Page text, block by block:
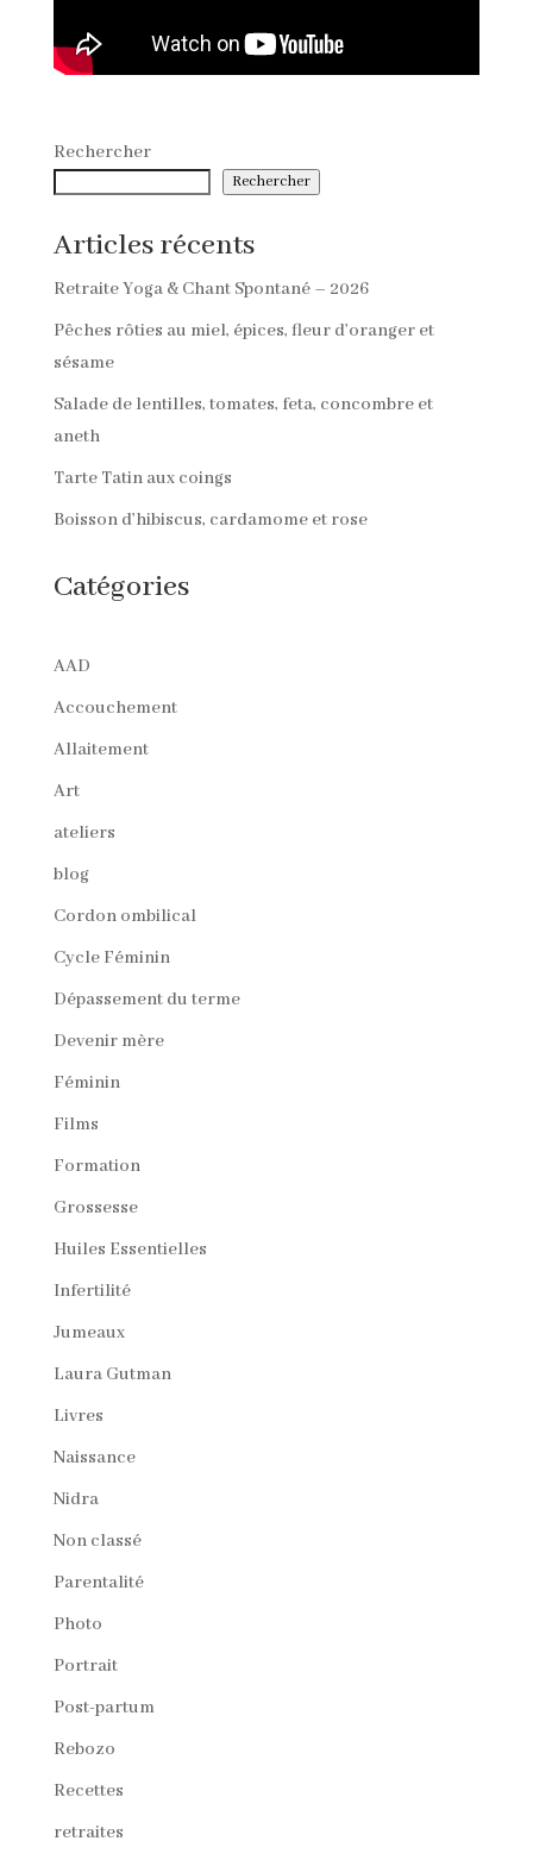
Rechercher
Rechercher
Articles récents
Retraite Yoga & Chant Spontané – 2026
Pêches rôties au miel, épices, fleur d’oranger et
sésame
Salade de lentilles, tomates, feta, concombre et
aneth
Tarte Tatin aux coings
Boisson d’hibiscus, cardamome et rose
Catégories
AAD
Accouchement
Allaitement
Art
ateliers
blog
Cordon ombilical
Cycle Féminin
Dépassement du terme
Devenir mère
Féminin
Films
Formation
Grossesse
Huiles Essentielles
Infertilité
Jumeaux
Laura Gutman
Livres
Naissance
Nidra
Non classé
Parentalité
Photo
Portrait
Post-partum
Rebozo
Recettes
retraites